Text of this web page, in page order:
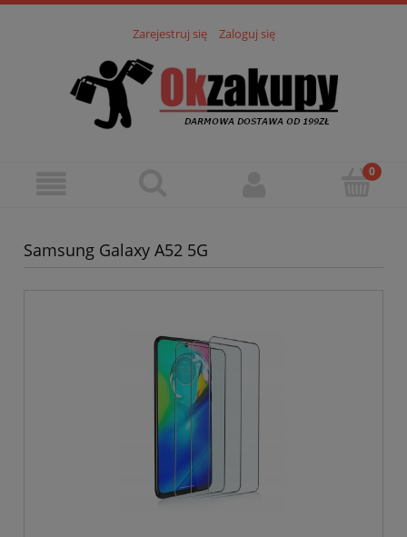
Zarejestruj się Zaloguj się
Samsung Galaxy A52 5G